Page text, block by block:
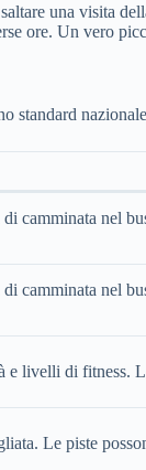
una visita
ore. Un vero
standard
camminata nel
camminata nel
e livelli di fitness.
Le piste